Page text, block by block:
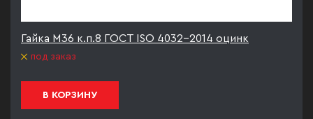
Гайка М36 к.п.8 ГОСТ ISO 4032-2014 оцинк
под заказ
В КОРЗИНУ